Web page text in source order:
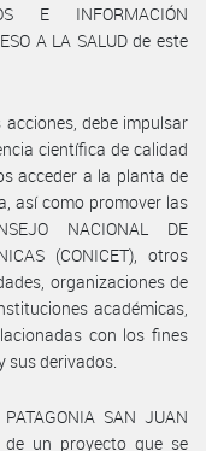
E INFORMACIÓN
A LA SALUD de este
debe impulsar
científica de calidad
acceder a la planta de
así como promover las
NACIONAL DE
(CONICET), otros
organizaciones de
académicas,
con los fines
derivados.
SAN JUAN
de un proyecto que se